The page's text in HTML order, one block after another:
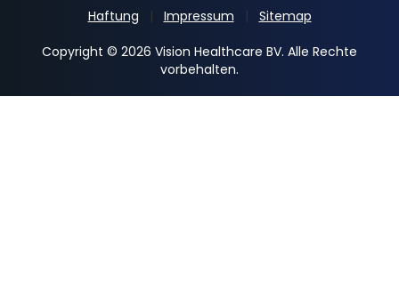
Haftung Impressum
Sitemap
Copyright © 2026 Vision Healthcare BV. Alle Rechte
vorbehalten.